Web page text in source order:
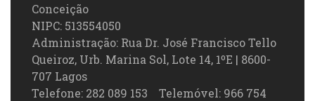
Conceição
NIPC: 513554050
Administração: Rua Dr. José Francisco Tello
Queiroz, Urb. Marina Sol, Lote 14, 1ºE | 8600-
707 Lagos
Telefone: 282 089 153 Telemóvel: 966 754